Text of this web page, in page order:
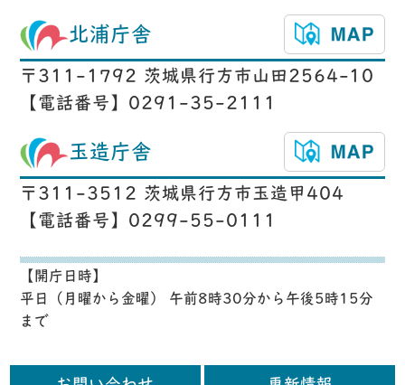
北浦庁舎
〒311-1792 茨城県行方市山田2564-10
【電話番号】0291-35-2111
玉造庁舎
〒311-3512 茨城県行方市玉造甲404
【電話番号】0299-55-0111
【開庁日時】
平日（月曜から金曜） 午前8時30分から午後5時15分
まで